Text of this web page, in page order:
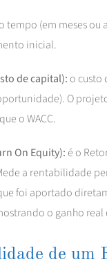
o tempo (em meses ou
inicial.
de capital): o custo
O
o WACC.
On Equity): é o
a rentabilidade
foi aportado
o ganho
de um